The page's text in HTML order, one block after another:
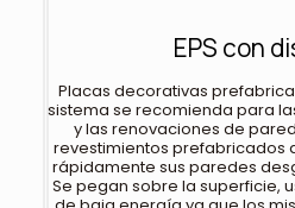
EPS con
Placas decorativas
sistema se recomienda para
y las renovaciones de
revestimientos prefabricados
rápidamente sus paredes
Se pegan sobre la superficie,